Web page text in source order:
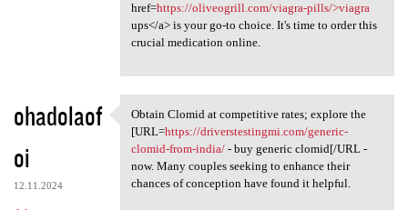
href=https://oliveogrill.com/viagra-pills/>viagra
ups</a> is your go-to choice. It's time to order this
crucial medication online.
ohadolaof
oi
12.11.2024
Obtain Clomid at competitive
Obtain Clomid at competitive rates; explore the
[URL=https://driverstestingmi.com/generic-
clomid-from-india/- buy generic clomid[/URL -
now. Many couples seeking to enhance their
chances of conception have found it helpful.